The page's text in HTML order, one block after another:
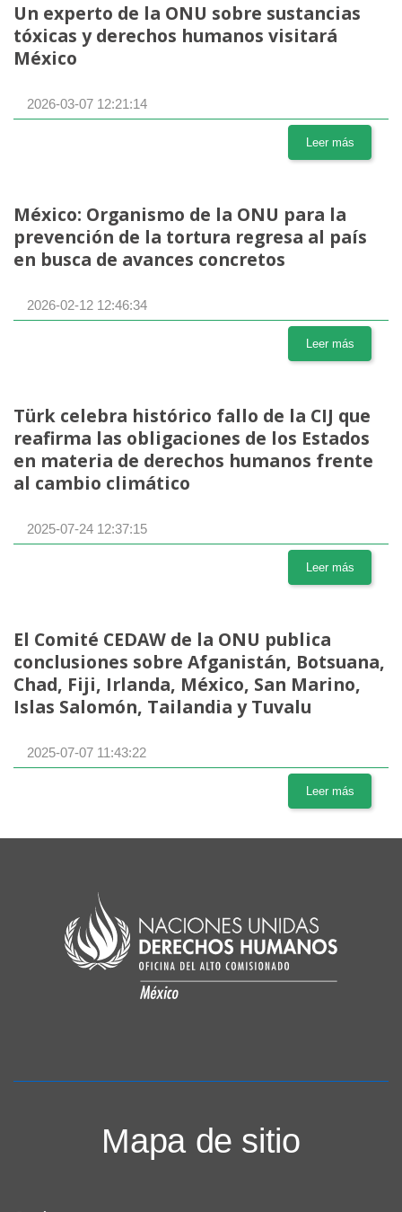
Un experto de la ONU sobre sustancias
tóxicas y derechos humanos visitará
México
2026-03-07 12:21:14
Leer más
México: Organismo de la ONU para la
prevención de la tortura regresa al país
en busca de avances concretos
2026-02-12 12:46:34
Leer más
Türk celebra histórico fallo de la CIJ que
reafirma las obligaciones de los Estados
en materia de derechos humanos frente
al cambio climático
2025-07-24 12:37:15
Leer más
El Comité CEDAW de la ONU publica
conclusiones sobre Afganistán, Botsuana,
Chad, Fiji, Irlanda, México, San Marino,
Islas Salomón, Tailandia y Tuvalu
2025-07-07 11:43:22
Leer más
Mapa de sitio